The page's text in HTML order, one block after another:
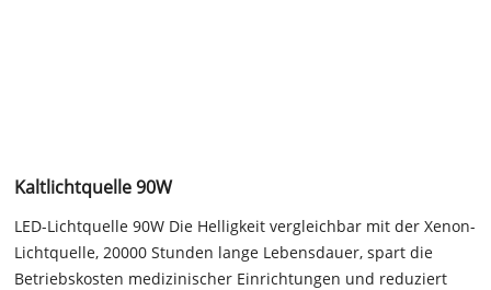
Kaltlichtquelle 90W
LED-Lichtquelle 90W Die Helligkeit vergleichbar mit der Xenon-
Lichtquelle, 20000 Stunden lange Lebensdauer, spart die
Betriebskosten medizinischer Einrichtungen und reduziert